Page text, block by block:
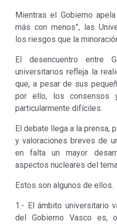
Mientras el Gobierno
más con menos”, las
los riesgos que la
El desencuentro entre
universitarios refleja la
que, a pesar de sus
por ello, los consensos
particularmente difíciles.
El debate llega a la prensa,
y valoraciones breves de
en falta un mayor
aspectos nucleares del
Estos son algunos de ellos.
1.- El ámbito universitario
del Gobierno Vasco es,